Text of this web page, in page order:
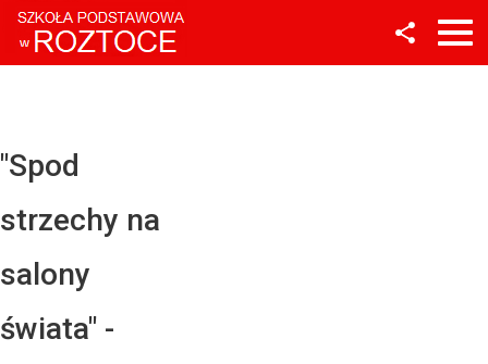
"Spod
strzechy na
salony
świata" -